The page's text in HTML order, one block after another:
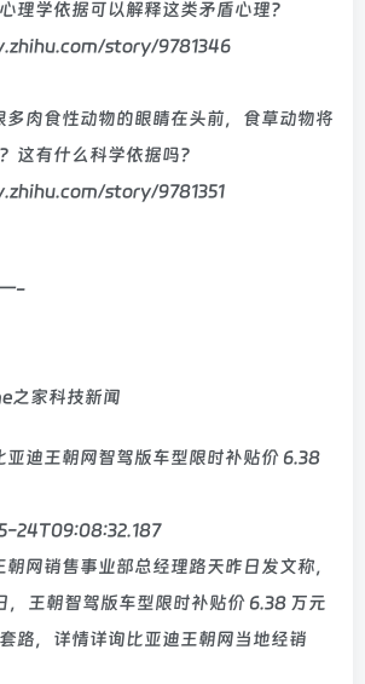
理学依据可以解释这类矛盾心理？
story/9781346
多肉食性动物的眼睛在头前，食草动物将
这有什么科学依据吗？
story/9781351
—-
之家科技新闻
亚迪王朝网智驾版车型限时补贴价 6.38
24T09:08:32.187
网销售事业部总经理路天昨日发文称，
，王朝智驾版车型限时补贴价 6.38 万元
路，详情详询比亚迪王朝网当地经销